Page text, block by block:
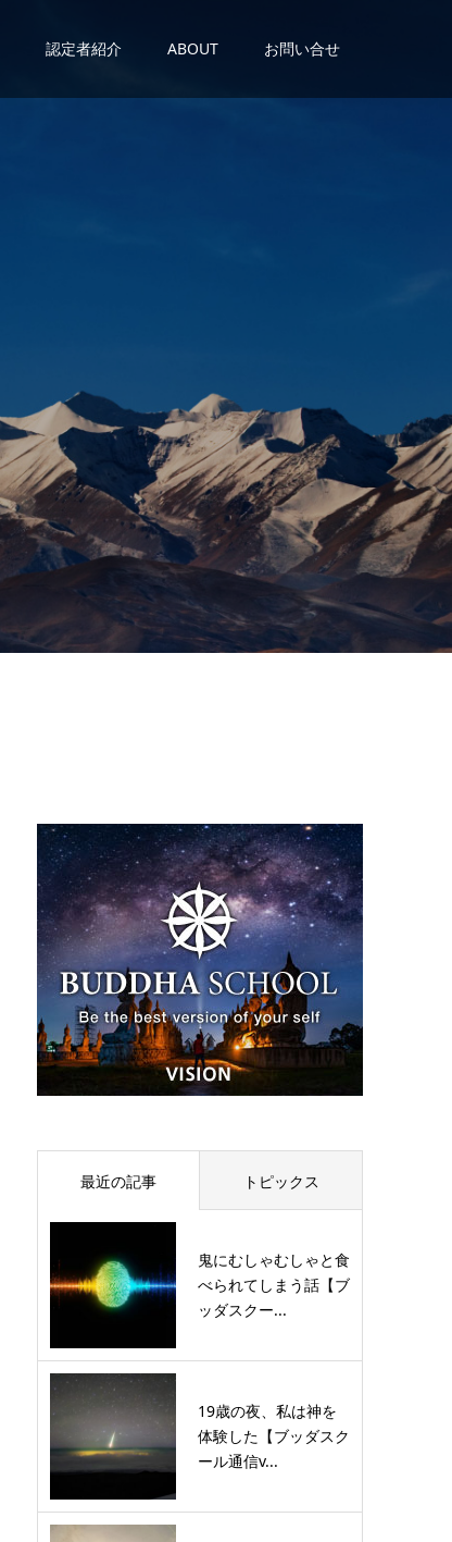
認定者紹介 ABOUT お問い合せ
最近の記事 トピックス
鬼にむしゃむしゃと食
べられてしまう話【ブ
ッダスクー...
19歳の夜、私は神を
体験した【ブッダスク
ール通信v...